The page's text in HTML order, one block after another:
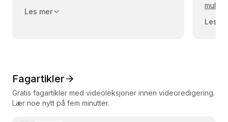
Les mer
Les
Fagartikler
Gratis fagartikler med videoleksjoner innen videoredigering.
Lær noe nytt på fem minutter.